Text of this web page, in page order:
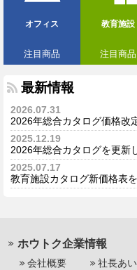
オフィス
注目商品
教育施設
注目商品
最新情報
2026.07.31
2026年総合カタログ価格改
2025.12.19
2026年総合カタログを更新
2025.07.17
教育施設カタログ新価格表
ホウトク企業情報
会社概要 社長あ